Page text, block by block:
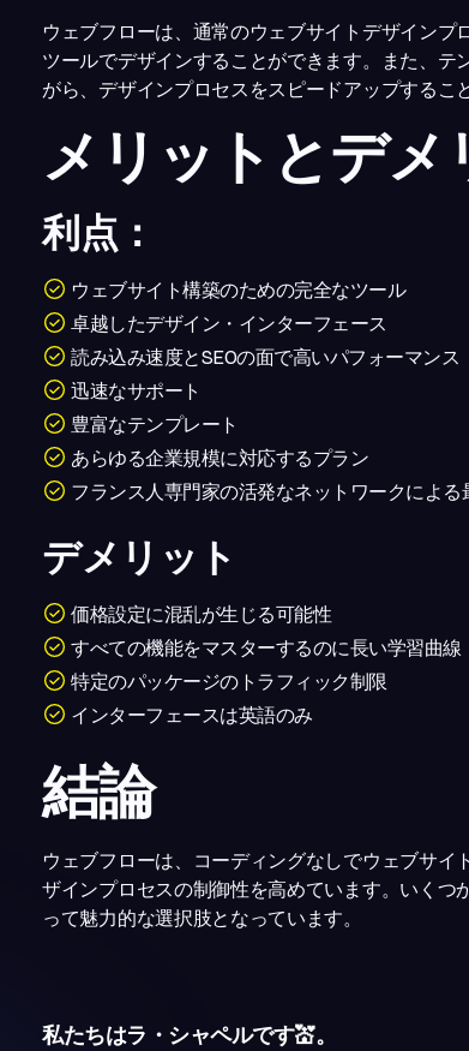
ウェブフローは、通常のウェブサイトデザイン
ツールでデザインすることができます。また、
がら、デザインプロセスをスピードアップするこ
メリットとデメ
利点：
ウェブサイト構築のための完全なツール
卓越したデザイン・インターフェース
読み込み速度とSEOの面で高いパフォーマンス
迅速なサポート
豊富なテンプレート
あらゆる企業規模に対応するプラン
フランス人専門家の活発なネットワークによる
デメリット
価格設定に混乱が生じる可能性
すべての機能をマスターするのに長い学習曲線
特定のパッケージのトラフィック制限
インターフェースは英語のみ
結論
ウェブフローは、コーディングなしでウェブサ
ザインプロセスの制御性を高めています。いくつ
って魅力的な選択肢となっています。
私たちはラ・シャペルです💒。